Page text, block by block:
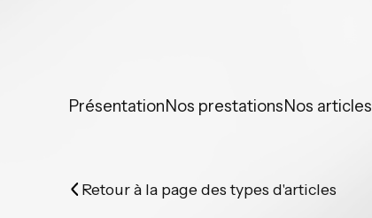
PrésentationNos prestationsNos articles
Retour à la page des types d'articles